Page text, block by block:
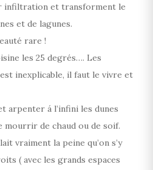
infiltration et transforment le
et de lagunes.
rare !
les 25 degrés…. Les
inexplicable, il faut le vivre et
arpenter á l’infini les dunes
mourrir de chaud ou de soif.
vraiment la peine qu’on s’y
( avec les grands espaces